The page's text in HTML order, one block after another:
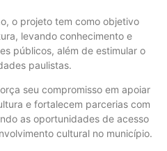
o projeto tem como objetivo
levando conhecimento e
públicos, além de estimular o
paulistas.
seu compromisso em apoiar
e fortalecem parcerias com
as oportunidades de acesso
cultural no município.